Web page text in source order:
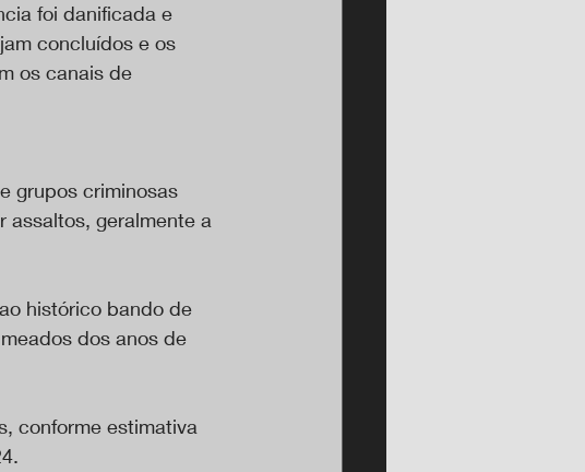
foi danificada e
concluídos e os
os canais de
grupos criminosas
geralmente a
histórico bando de
dos anos de
conforme estimativa